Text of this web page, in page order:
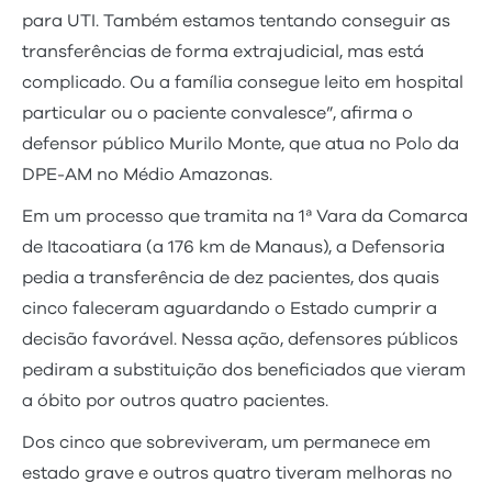
para UTI. Também estamos tentando conseguir as
transferências de forma extrajudicial, mas está
complicado. Ou a família consegue leito em hospital
particular ou o paciente convalesce”, afirma o
defensor público Murilo Monte, que atua no Polo da
DPE-AM no Médio Amazonas.
Em um processo que tramita na 1ª Vara da Comarca
de Itacoatiara (a 176 km de Manaus), a Defensoria
pedia a transferência de dez pacientes, dos quais
cinco faleceram aguardando o Estado cumprir a
decisão favorável. Nessa ação, defensores públicos
pediram a substituição dos beneficiados que vieram
a óbito por outros quatro pacientes.
Dos cinco que sobreviveram, um permanece em
estado grave e outros quatro tiveram melhoras no